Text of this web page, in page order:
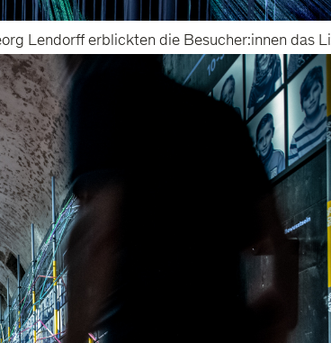
Lendorff erblickten die Besucher:innen das